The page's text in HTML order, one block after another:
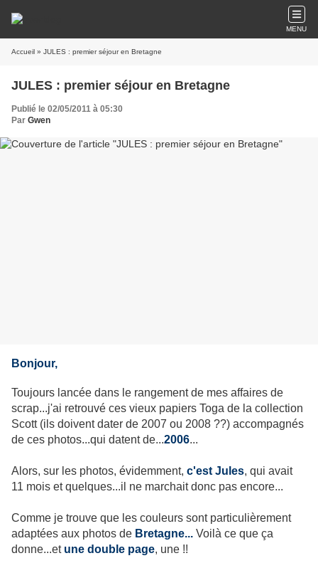
MENU
Accueil » JULES : premier séjour en Bretagne
JULES : premier séjour en Bretagne
Publié le 02/05/2011 à 05:30
Par Gwen
Bonjour,
Toujours lancée dans le rangement de mes affaires de
scrap...j'ai retrouvé ces vieux papiers Toga de la collection
Scott (ils doivent dater de 2007 ou 2008 ??) accompagnés
de ces photos...qui datent de...2006...
Alors, sur les photos, évidemment, c'est Jules, qui avait
11 mois et quelques...il ne marchait donc pas encore...
Comme je trouve que les couleurs sont particulièrement
adaptées aux photos de Bretagne... Voilà ce que ça
donne...et une double page, une !!